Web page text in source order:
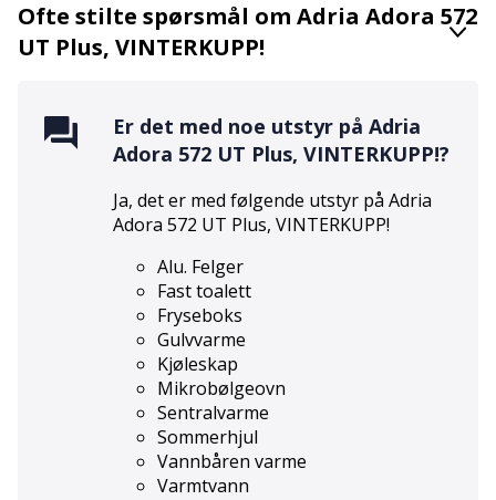
Ofte stilte spørsmål om Adria Adora 572
UT Plus, VINTERKUPP!
Er det med noe utstyr på Adria
Adora 572 UT Plus, VINTERKUPP!?
Ja, det er med følgende utstyr på Adria
Adora 572 UT Plus, VINTERKUPP!
Alu. Felger
Fast toalett
Fryseboks
Gulvvarme
Kjøleskap
Mikrobølgeovn
Sentralvarme
Sommerhjul
Vannbåren varme
Varmtvann